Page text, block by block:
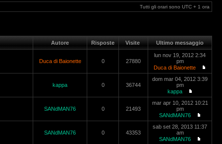
Tutti gli orari sono UTC + 1 ora
Autore Risposte Visite Ultimo messaggio
Duca di Baionette 0 27880
lun nov 19, 2012 2:34
pm
Duca di Baionette
kappa 0 36744
dom mar 04, 2012 3:39
pm
kappa
SANdMAN76 0 21493
mar apr 10, 2012 10:21
pm
SANdMAN76
SANdMAN76 0 43353
sab set 28, 2013 11:37
am
SANdMAN76